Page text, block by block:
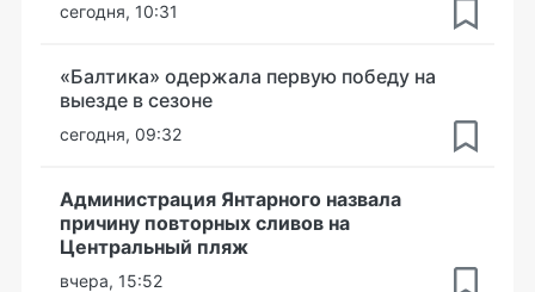
сегодня, 10:31
«Балтика» одержала первую победу на
выезде в сезоне
сегодня, 09:32
Администрация Янтарного назвала
причину повторных сливов на
Центральный пляж
вчера, 15:52